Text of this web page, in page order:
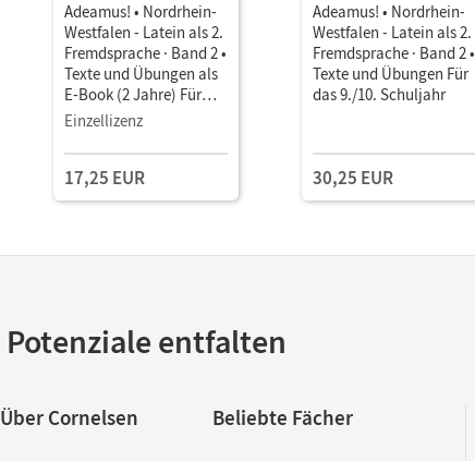
Adeamus! • Nordrhein-
Westfalen - Latein als 2.
Fremdsprache · Band 2 •
Texte und Übungen als
E-Book (2 Jahre) Für
das 9./10. Schuljahr
Einzellizenz
17,25 EUR
Adeamus! • Nordrhein-
Westfalen - Latein als 2.
Fremdsprache · Band 2 •
Texte und Übungen Für
das 9./10. Schuljahr
30,25 EUR
Potenziale entfalten
Über Cornelsen Beliebte Fächer